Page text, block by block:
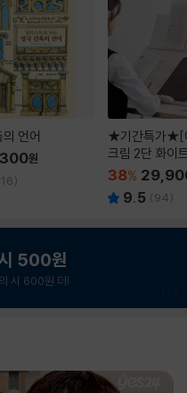
언어
원
16)
★기간특가★[
크림 2단 화이
38%
9.5 (94)
500원
시 600원 더!